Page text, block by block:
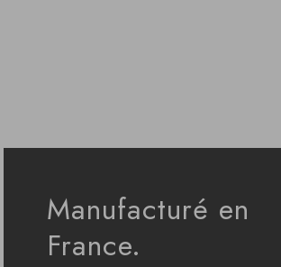
Manufacturé en
France.